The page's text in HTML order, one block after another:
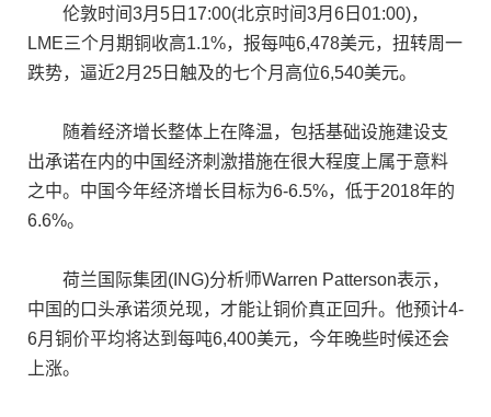
伦敦时间3月5日17:00(北京时间3月6日01:00)，
LME三个月期铜收高1.1%，报每吨6,478美元，扭转周一
跌势，逼近2月25日触及的七个月高位6,540美元。
随着经济增长整体上在降温，包括基础设施建设支
出承诺在内的中国经济刺激措施在很大程度上属于意料
之中。中国今年经济增长目标为6-6.5%，低于2018年的
6.6%。
荷兰国际集团(ING)分析师Warren Patterson表示，
中国的口头承诺须兑现，才能让铜价真正回升。他预计4-
6月铜价平均将达到每吨6,400美元，今年晚些时候还会
上涨。